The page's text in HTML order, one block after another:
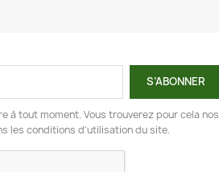
à tout moment. Vous trouverez pour cela nos
les conditions d'utilisation du site.